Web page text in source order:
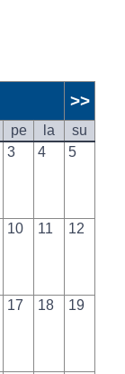
>>
pe la
su
3 4 5
10 11 12
17 18 19